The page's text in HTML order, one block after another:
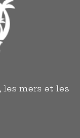
les mers et les